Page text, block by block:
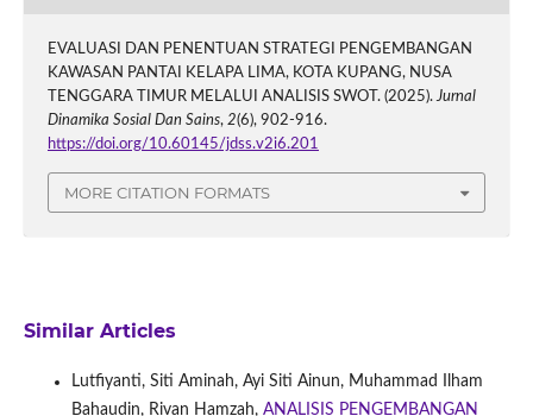
EVALUASI DAN PENENTUAN STRATEGI PENGEMBANGAN
KAWASAN PANTAI KELAPA LIMA, KOTA KUPANG, NUSA
TENGGARA TIMUR MELALUI ANALISIS SWOT. (2025).Jurnal
Dinamika Sosial Dan Sains, 2(6), 902-916.
https://doi.org/10.60145/jdss.v2i6.201
MORE CITATION FORMATS
Similar Articles
Lutfiyanti, Siti Aminah, Ayi Siti Ainun, Muhammad Ilham
Bahaudin, Rivan Hamzah, ANALISIS PENGEMBANGAN